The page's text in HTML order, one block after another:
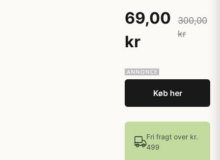
69,00
kr
300,00
kr
Køb her
Fri fragt over kr.
499